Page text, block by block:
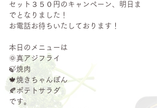
セット３５０円のキャンペーン、明日ま
でとなりました！
お電話お待ちいたしております！
本日のメニューは
🌞真アジフライ
🍃焼肉
🍁焼きちゃんぽん
🍂ポテトサラダ
です。